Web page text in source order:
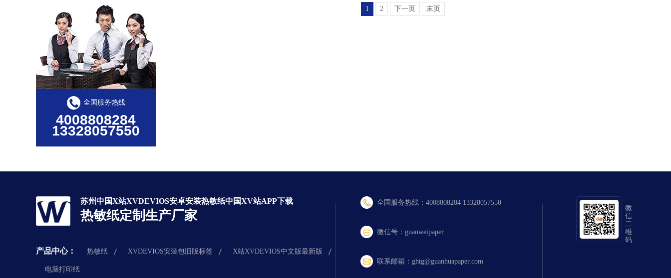
全国服务热线
4008808284
13328057550
1 2 下一页 末页
苏州中国X站XVDEVIOS安卓安装热敏纸中国XV站APP下载
热敏纸定制生产厂家
产品中心： 热敏纸 XVDEVIOS安装包旧版标签 X站XVDEVIOS中文版最新版
电脑打印纸
全国服务热线：4008808284 13328057550
微信号：guanweipaper
联系邮箱：ghtg@guanhuapaper.com
微
信
二
维
码